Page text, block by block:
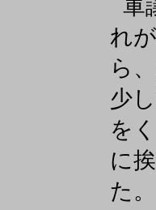
軍
れ
ら
少
を
に
た。